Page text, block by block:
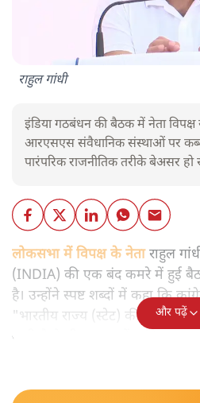
राहुल गांधी
इंडिया गठबंधन की बैठक में नेता विपक्ष
आरएसएस संवैधानिक संस्थाओं पर
पारंपरिक राजनीतिक तरीके बेअसर हो
लोकसभा में विपक्ष के नेताराहुल
(INDIA) की एक बंद कमरे में हुई
है। उन्होंने स्पष्ट शब्दों में कहा कि
"भारतीय राज्य (स्टेट) की
यानी कैसे भी हालात हों कांग्रेस काम
और पढ़ें